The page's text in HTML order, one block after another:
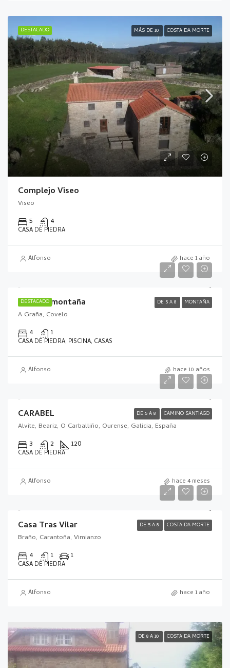
DESTACADO MÁS DE 10 COSTA DA MORTE
Complejo Viseo
Viseo
5 4
CASA DE PIEDRA
Alfonso hace 1 año
DESTACADO DE 5 A 8 MONTAÑA
Casa de montaña
A Graña, Covelo
4 1
CASA DE PIEDRA, PISCINA, CASAS
Alfonso hace 10 años
DE 5 A 8 CAMINO SANTIAGO
CARABEL
Alvite, Beariz, O Carballiño, Ourense, Galicia, España
3 2 120
CASA DE PIEDRA
Alfonso hace 4 meses
DE 5 A 8 COSTA DA MORTE
Casa Tras Vilar
Braño, Carantoña, Vimianzo
4 1 1
CASA DE PIEDRA
Alfonso hace 1 año
DE 8 A 10 COSTA DA MORTE